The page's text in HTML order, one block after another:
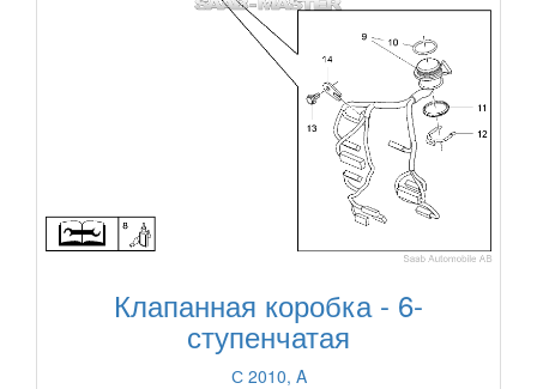
Клапанная коробка - 6-
ступенчатая
С 2010, A